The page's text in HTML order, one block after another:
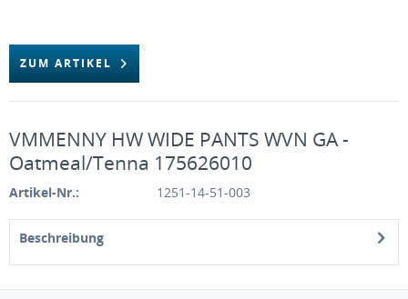
ZUM ARTIKEL
VMMENNY HW WIDE PANTS WVN GA -
Oatmeal/Tenna 175626010
Artikel-Nr.: 1251-14-51-003
Beschreibung